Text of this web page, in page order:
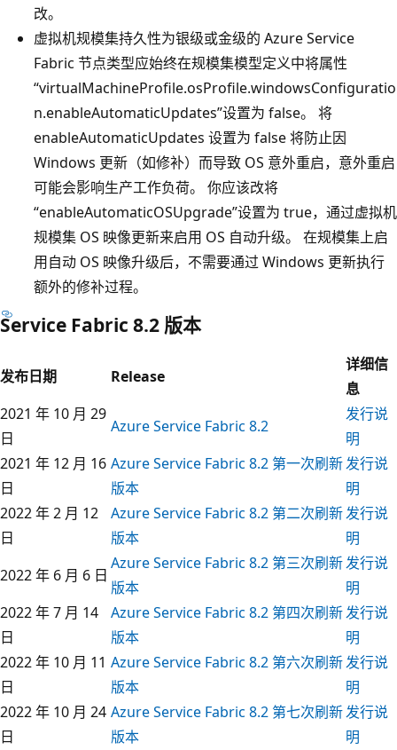
改。
虚拟机规模集持久性为银级或金级的 Azure Service
Fabric 节点类型应始终在规模集模型定义中将属性
“virtualMachineProfile.osProfile.windowsConfiguratio
n.enableAutomaticUpdates”设置为 false。 将
enableAutomaticUpdates 设置为 false 将防止因
Windows 更新（如修补）而导致 OS 意外重启，意外重启
可能会影响生产工作负荷。 你应该改将
“enableAutomaticOSUpgrade”设置为 true，通过虚拟机
规模集 OS 映像更新来启用 OS 自动升级。 在规模集上启
用自动 OS 映像升级后，不需要通过 Windows 更新执行
额外的修补过程。
Service Fabric 8.2 版本
发布日期 Release
详细信
息
2021 年 10 月 29
日
Azure Service Fabric 8.2
发行说
明
2021 年 12 月 16
日
Azure Service Fabric 8.2 第一次刷新
版本
发行说
明
2022 年 2 月 12
日
Azure Service Fabric 8.2 第二次刷新
版本
发行说
明
2022 年 6 月 6 日
Azure Service Fabric 8.2 第三次刷新
版本
发行说
明
2022 年 7 月 14
日
Azure Service Fabric 8.2 第四次刷新
版本
发行说
明
2022 年 10 月 11
日
Azure Service Fabric 8.2 第六次刷新
版本
发行说
明
2022 年 10 月 24
日
Azure Service Fabric 8.2 第七次刷新
版本
发行说
明